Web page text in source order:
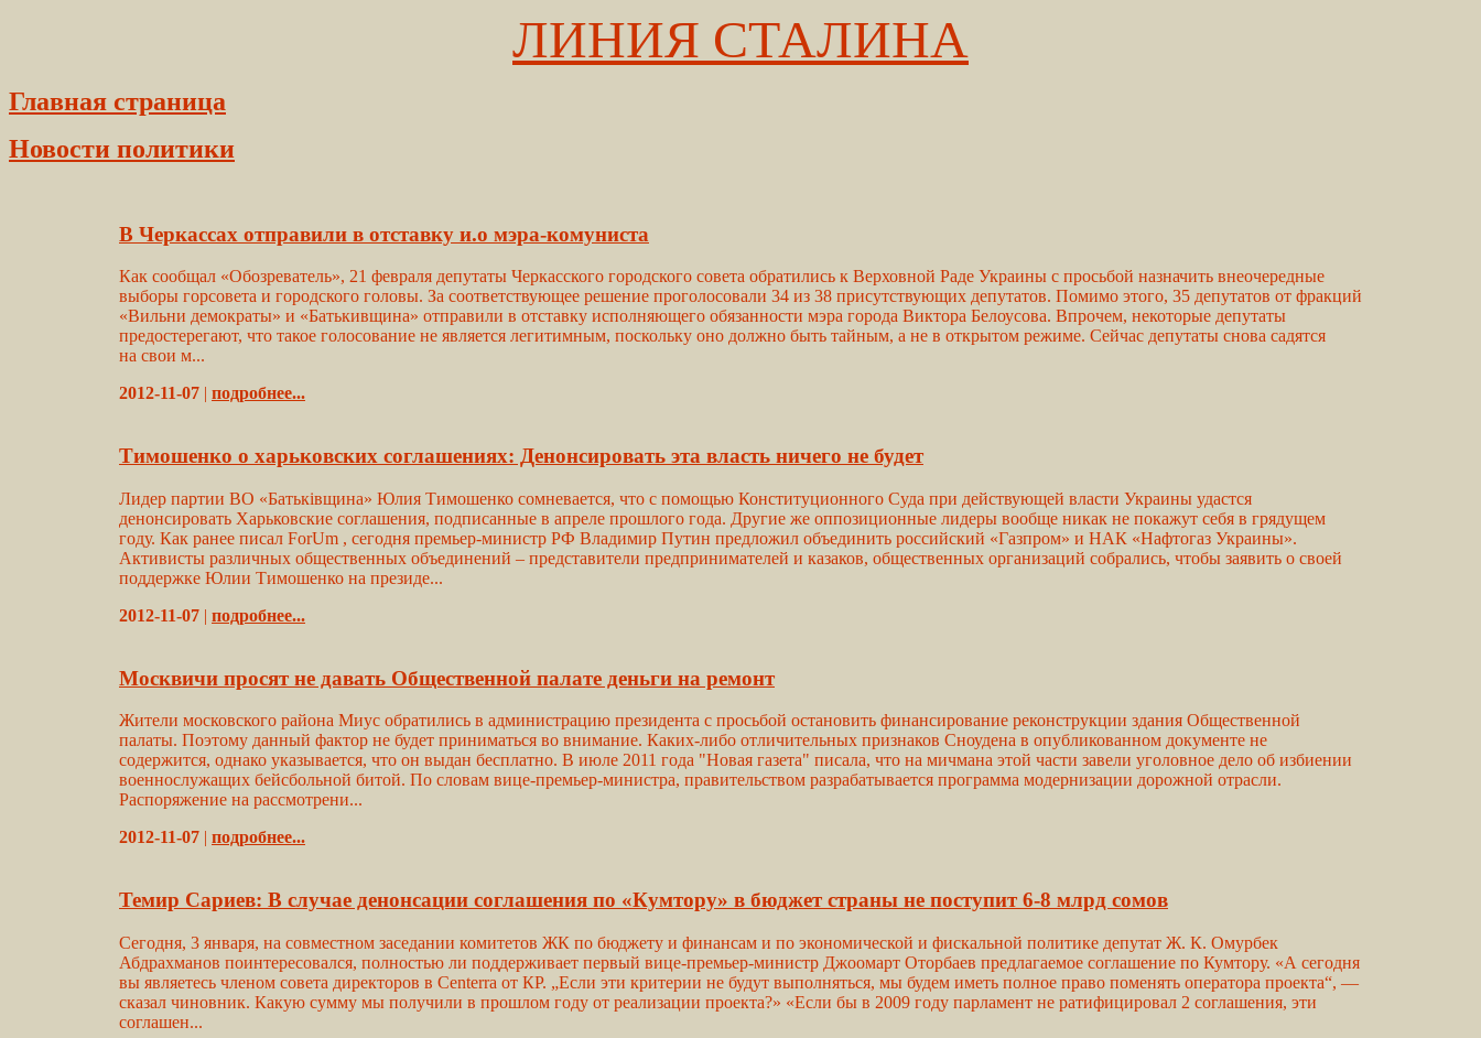
ЛИНИЯ СТАЛИНА
Главная страница
Новости политики
В Черкассах отправили в отставку и.о мэра-комуниста
Как сообщал «Обозреватель», 21 февраля депутаты Черкасского городского совета обратились к Верховной Раде Украины с просьбой назначить внеочередные
выборы горсовета и городского головы. За соответствующее решение проголосовали 34 из 38 присутствующих депутатов. Помимо этого, 35 депутатов от фракций
«Вильни демократы» и «Батькивщина» отправили в отставку исполняющего обязанности мэра города Виктора Белоусова. Впрочем, некоторые депутаты
предостерегают, что такое голосование не является легитимным, поскольку оно должно быть тайным, а не в открытом режиме. Сейчас депутаты снова садятся
на свои м...
2012-11-07 | подробнее...
Тимошенко о харьковских соглашениях: Денонсировать эта власть ничего не будет
Лидер партии ВО «Батьківщина» Юлия Тимошенко сомневается, что с помощью Конституционного Суда при действующей власти Украины удастся
денонсировать Харьковские соглашения, подписанные в апреле прошлого года. Другие же оппозиционные лидеры вообще никак не покажут себя в грядущем
году. Как ранее писал ForUm , сегодня премьер-министр РФ Владимир Путин предложил объединить российский «Газпром» и НАК «Нафтогаз Украины».
Активисты различных общественных объединений – представители предпринимателей и казаков, общественных организаций собрались, чтобы заявить о своей
поддержке Юлии Тимошенко на президе...
2012-11-07 | подробнее...
Москвичи просят не давать Общественной палате деньги на ремонт
Жители московского района Миус обратились в администрацию президента с просьбой остановить финансирование реконструкции здания Общественной
палаты. Поэтому данный фактор не будет приниматься во внимание. Каких-либо отличительных признаков Сноудена в опубликованном документе не
содержится, однако указывается, что он выдан бесплатно. В июле 2011 года "Новая газета" писала, что на мичмана этой части завели уголовное дело об избиении
военнослужащих бейсбольной битой. По словам вице-премьер-министра, правительством разрабатывается программа модернизации дорожной отрасли.
Распоряжение на рассмотрени...
2012-11-07 | подробнее...
Темир Сариев: В случае денонсации соглашения по «Кумтору» в бюджет страны не поступит 6-8 млрд сомов
Сегодня, 3 января, на совместном заседании комитетов ЖК по бюджету и финансам и по экономической и фискальной политике депутат Ж. К. Омурбек
Абдрахманов поинтересовался, полностью ли поддерживает первый вице-премьер-министр Джоомарт Оторбаев предлагаемое соглашение по Кумтору. «А сегодня
вы являетесь членом совета директоров в Centerra от КР. „Если эти критерии не будут выполняться, мы будем иметь полное право поменять оператора проекта“, —
сказал чиновник. Какую сумму мы получили в прошлом году от реализации проекта?» «Если бы в 2009 году парламент не ратифицировал 2 соглашения, эти
соглашен...